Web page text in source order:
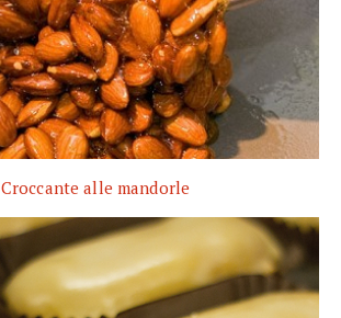
Croccante alle mandorle